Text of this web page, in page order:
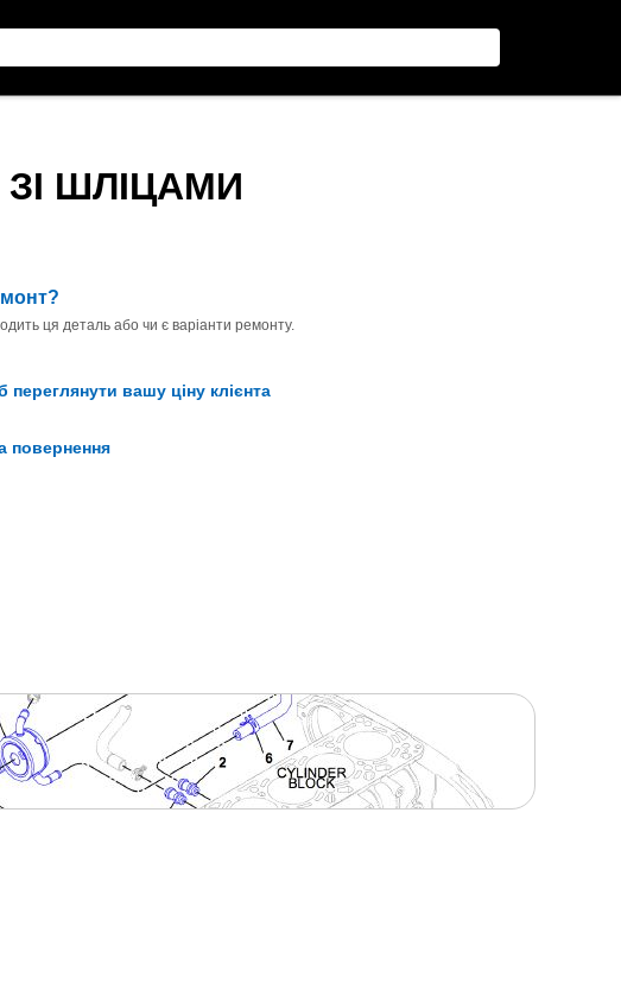
ЗІ ШЛІЦАМИ
ця деталь або чи є варіанти ремонту.
переглянути вашу ціну клієнта
повернення